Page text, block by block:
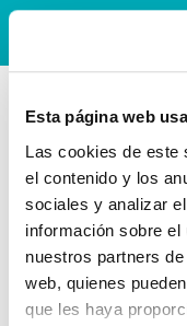
Esta página web
Las cookies de este
el contenido y los
sociales y analizar
información sobre el
nuestros partners
web, quienes
que les haya